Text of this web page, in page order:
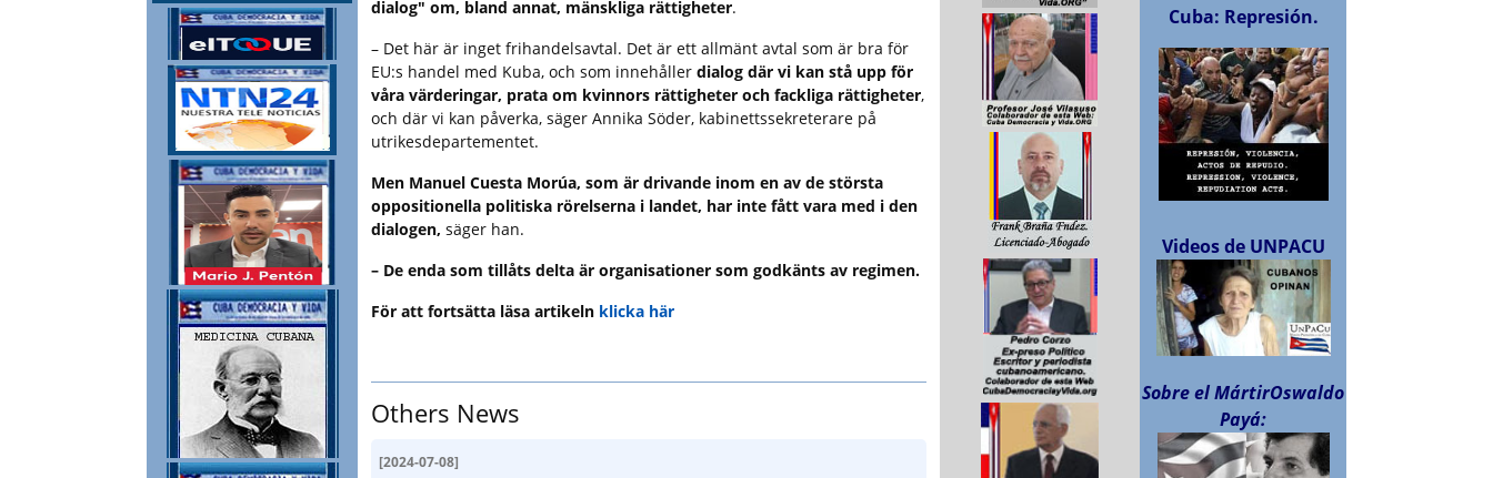
dialog" om, bland annat, mänskliga rättigheter.
– Det här är inget frihandelsavtal. Det är ett allmänt avtal som är bra för
EU:s handel med Kuba, och som innehåller dialog där vi kan stå upp för
våra värderingar, prata om kvinnors rättigheter och fackliga rättigheter,
och där vi kan påverka, säger Annika Söder, kabinettssekreterare på
utrikesdepartementet.
Men Manuel Cuesta Morúa, som är drivande inom en av de största
oppositionella politiska rörelserna i landet, har inte fått vara med i den
dialogen, säger han.
– De enda som tillåts delta är organisationer som godkänts av regimen.
För att fortsätta läsa artikeln klicka här
Others News
[2024-07-08]
Cuba: Represión.
Videos de UNPACU
Sobre el MártirOswaldo
Payá: